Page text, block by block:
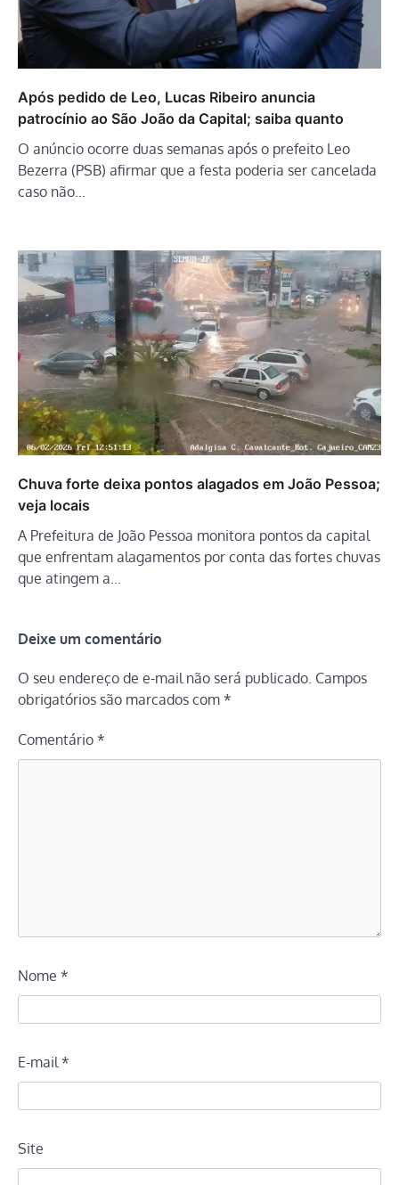
Após pedido de Leo, Lucas Ribeiro anuncia
patrocínio ao São João da Capital; saiba quanto
O anúncio ocorre duas semanas após o prefeito Leo
Bezerra (PSB) afirmar que a festa poderia ser cancelada
caso não…
Chuva forte deixa pontos alagados em João Pessoa;
veja locais
A Prefeitura de João Pessoa monitora pontos da capital
que enfrentam alagamentos por conta das fortes chuvas
que atingem a…
Deixe um comentário
O seu endereço de e-mail não será publicado. Campos
obrigatórios são marcados com *
Comentário *
Nome *
E-mail *
Site